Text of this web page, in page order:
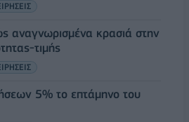
αναγνωρισμένα κρασιά στην
τιμής
5% το επτάμηνο του